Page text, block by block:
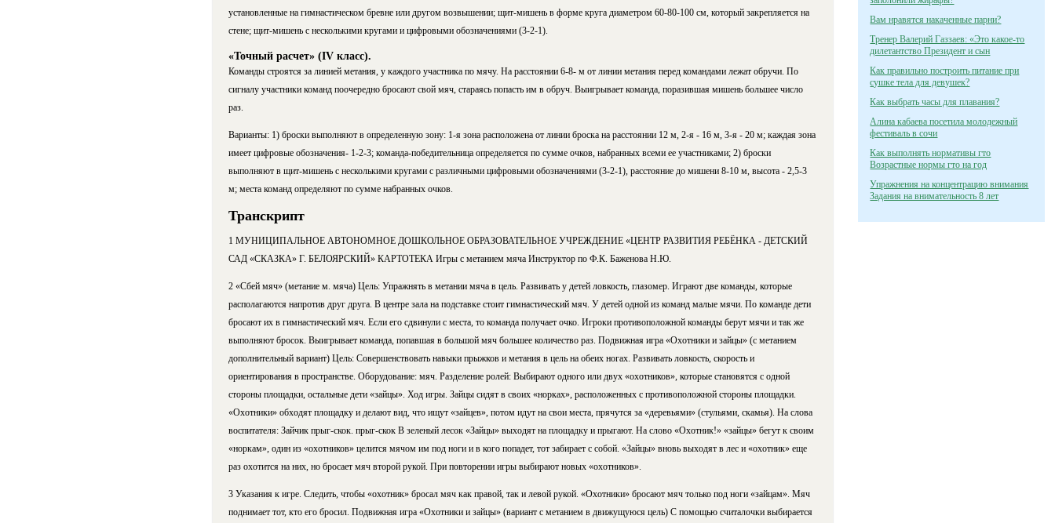
установленные на гимнастическом бревне или другом возвышении; щит-мишень в форме круга диаметром 60-80-100 см, кото­рый закрепляется на
стене; щит-мишень с несколькими кругами и цифровыми обозна­чениями (3-2-1).
«Точный расчет» (IV класс).
Команды строятся за линией метания, у каждого участника по мячу. На расстоянии 6-8- м от линии метания перед командами лежат обручи. По
сигналу участники команд поочередно бросают свой мяч, стараясь попасть им в обруч. Выигрывает команда, пора­зившая мишень большее число
раз.
Варианты: 1) броски выполняют в опреде­ленную зону: 1-я зона расположена от линии броска на расстоянии 12 м, 2-я - 16 м, 3-я - 20 м; каждая зона
имеет цифровые обозначе­ния- 1-2-3; команда-победительница опре­деляется по сумме очков, набранных всеми ее участниками; 2) броски
выполняют в щит-мишень с несколькими кругами с различными цифровы­ми обозначениями (3-2-1), расстояние до мишени 8-10 м, высота - 2,5-3
м; места команд определяют по сумме набранных очков.
Транскрипт
1 МУНИЦИПАЛЬНОЕ АВТОНОМНОЕ ДОШКОЛЬНОЕ ОБРАЗОВАТЕЛЬНОЕ УЧРЕЖДЕНИЕ «ЦЕНТР РАЗВИТИЯ РЕБЁНКА - ДЕТСКИЙ
САД «СКАЗКА» Г. БЕЛОЯРСКИЙ» КАРТОТЕКА Игры с метанием мяча Инструктор по Ф.К. Баженова Н.Ю.
2 «Сбей мяч» (метание м. мяча) Цель: Упражнять в метании мяча в цель. Развивать у детей ловкость, глазомер. Играют две команды, которые
располагаются напротив друг друга. В центре зала на подставке стоит гимнастический мяч. У детей одной из команд малые мячи. По команде дети
бросают их в гимнастический мяч. Если его сдвинули с места, то команда получает очко. Игроки противоположной команды берут мячи и так же
выполняют бросок. Выигрывает команда, попавшая в большой мяч большее количество раз. Подвижная игра «Охотники и зайцы» (с метанием
дополнительный вариант) Цель: Совершенствовать навыки прыжков и метания в цель на обеих ногах. Развивать ловкость, скорость и
ориентирования в пространстве. Оборудование: мяч. Разделение ролей: Выбирают одного или двух «охотников», которые становятся с одной
стороны площадки, остальные дети «зайцы». Ход игры. Зайцы сидят в своих «норках», расположенных с противоположной стороны площадки.
«Охотники» обходят площадку и делают вид, что ищут «зайцев», потом идут на свои места, прячутся за «деревьями» (стульями, скамья). На слова
воспитателя: Зайчик прыг-скок. прыг-скок В зеленый лесок «Зайцы» выходят на площадку и прыгают. На слово «Охотник!» «зайцы» бегут к своим
«норкам», один из «охотников» целится мячом им под ноги и в кого попадет, тот забирает с собой. «Зайцы» вновь выходят в лес и «охотник» еще
раз охотится на них, но бросает мяч второй рукой. При повторении игры выбирают новых «охотников».
3 Указания к игре. Следить, чтобы «охотник» бросал мяч как правой, так и левой рукой. «Охотники» бросают мяч только под ноги «зайцам». Мяч
поднимает тот, кто его бросил. Подвижная игра «Охотники и зайцы» (вариант с метанием в движущуюся цель) С помощью считалочки выбирается
Вам нравятся накаченные парни?
Тренер Валерий Газзаев: «Это какое-то
дилетантство Президент и сын
Как правильно построить питание при
сушке тела для девушек?
Как выбрать часы для плавания?
Алина кабаева посетила молодежный
фестиваль в сочи
Как выполнять нормативы гто
Возрастные нормы гто на год
Упражнения на концентрацию внимания
Задания на внимательность 8 лет